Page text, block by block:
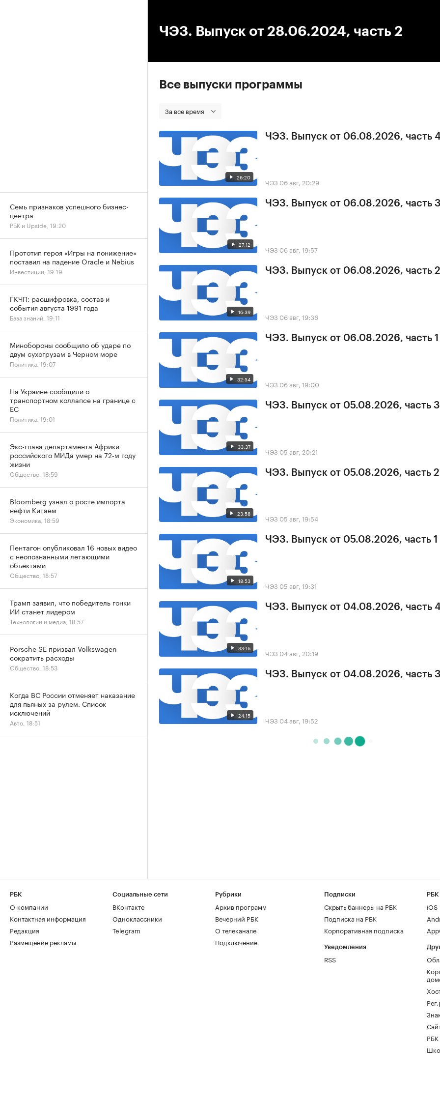
ЧЭЗ. Выпуск от 28.06.2024, часть 2
Все выпуски программы
За все время
26:20
ЧЭЗ. Выпуск от 06.08.2026, часть
ЧЭЗ 06 авг, 20:29
27:12
ЧЭЗ. Выпуск от 06.08.2026, часть
ЧЭЗ 06 авг, 19:57
16:39
ЧЭЗ. Выпуск от 06.08.2026, часть 2
ЧЭЗ 06 авг, 19:36
32:54
ЧЭЗ. Выпуск от 06.08.2026, часть 1
ЧЭЗ 06 авг, 19:00
33:37
ЧЭЗ. Выпуск от 05.08.2026, часть 3
ЧЭЗ 05 авг, 20:21
23:58
ЧЭЗ. Выпуск от 05.08.2026, часть 2
ЧЭЗ 05 авг, 19:54
18:53
ЧЭЗ. Выпуск от 05.08.2026, часть 1
ЧЭЗ 05 авг, 19:31
33:16
ЧЭЗ. Выпуск от 04.08.2026, часть
ЧЭЗ 04 авг, 20:19
24:15
ЧЭЗ. Выпуск от 04.08.2026, часть
ЧЭЗ 04 авг, 19:52
Семь признаков успешного бизнес-
центра
РБК и Upside, 19:20
Прототип героя «Игры на понижение»
поставил на падение Oracle и Nebius
Инвестиции, 19:19
ГКЧП: расшифровка, состав и
события августа 1991 года
База знаний, 19:11
Минобороны сообщило об ударе по
двум сухогрузам в Черном море
Политика, 19:07
На Украине сообщили о
транспортном коллапсе на границе с
ЕС
Политика, 19:01
Экс-глава департамента Африки
российского МИДа умер на 72-м году
жизни
Общество, 18:59
Bloomberg узнал о росте импорта
нефти Китаем
Экономика, 18:59
Пентагон опубликовал 16 новых видео
с неопознанными летающими
объектами
Общество, 18:57
Трамп заявил, что победитель гонки
ИИ станет лидером
Технологии и медиа, 18:57
Porsche SE призвал Volkswagen
сократить расходы
Общество, 18:53
Когда ВС России отменяет наказание
для пьяных за рулем. Список
исключений
Авто, 18:51
РБК
О компании
Контактная информация
Редакция
Размещение рекламы
Социальные сети
ВКонтакте
Одноклассники
Telegram
Рубрики
Архив программ
Вечерний РБК
О телеканале
Подключение
Подписки
Скрыть баннеры на РБК
Подписка на РБК
Корпоративная подписка
Уведомления
RSS
РБК
iOS